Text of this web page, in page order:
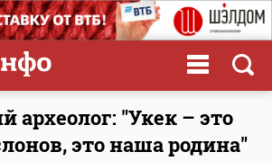
археолог: "Укек – это
это наша родина"